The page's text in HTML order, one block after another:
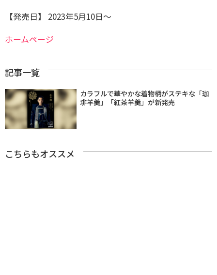
【発売日】 2023年5月10日〜
ホームページ
記事一覧
カラフルで華やかな着物柄がステキな「珈
琲羊羹」「紅茶羊羹」が新発売
こちらもオススメ